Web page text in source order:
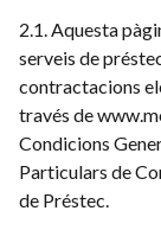
2.1. Aquesta
serveis de
contractacions
través de
Condicions
Particulars de
de Préstec.